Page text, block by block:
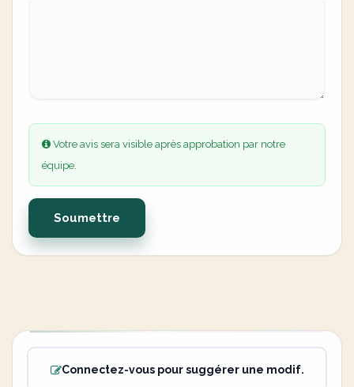
Votre avis sera visible après approbation par notre
équipe.
Soumettre
Connectez-vous pour suggérer une modif.